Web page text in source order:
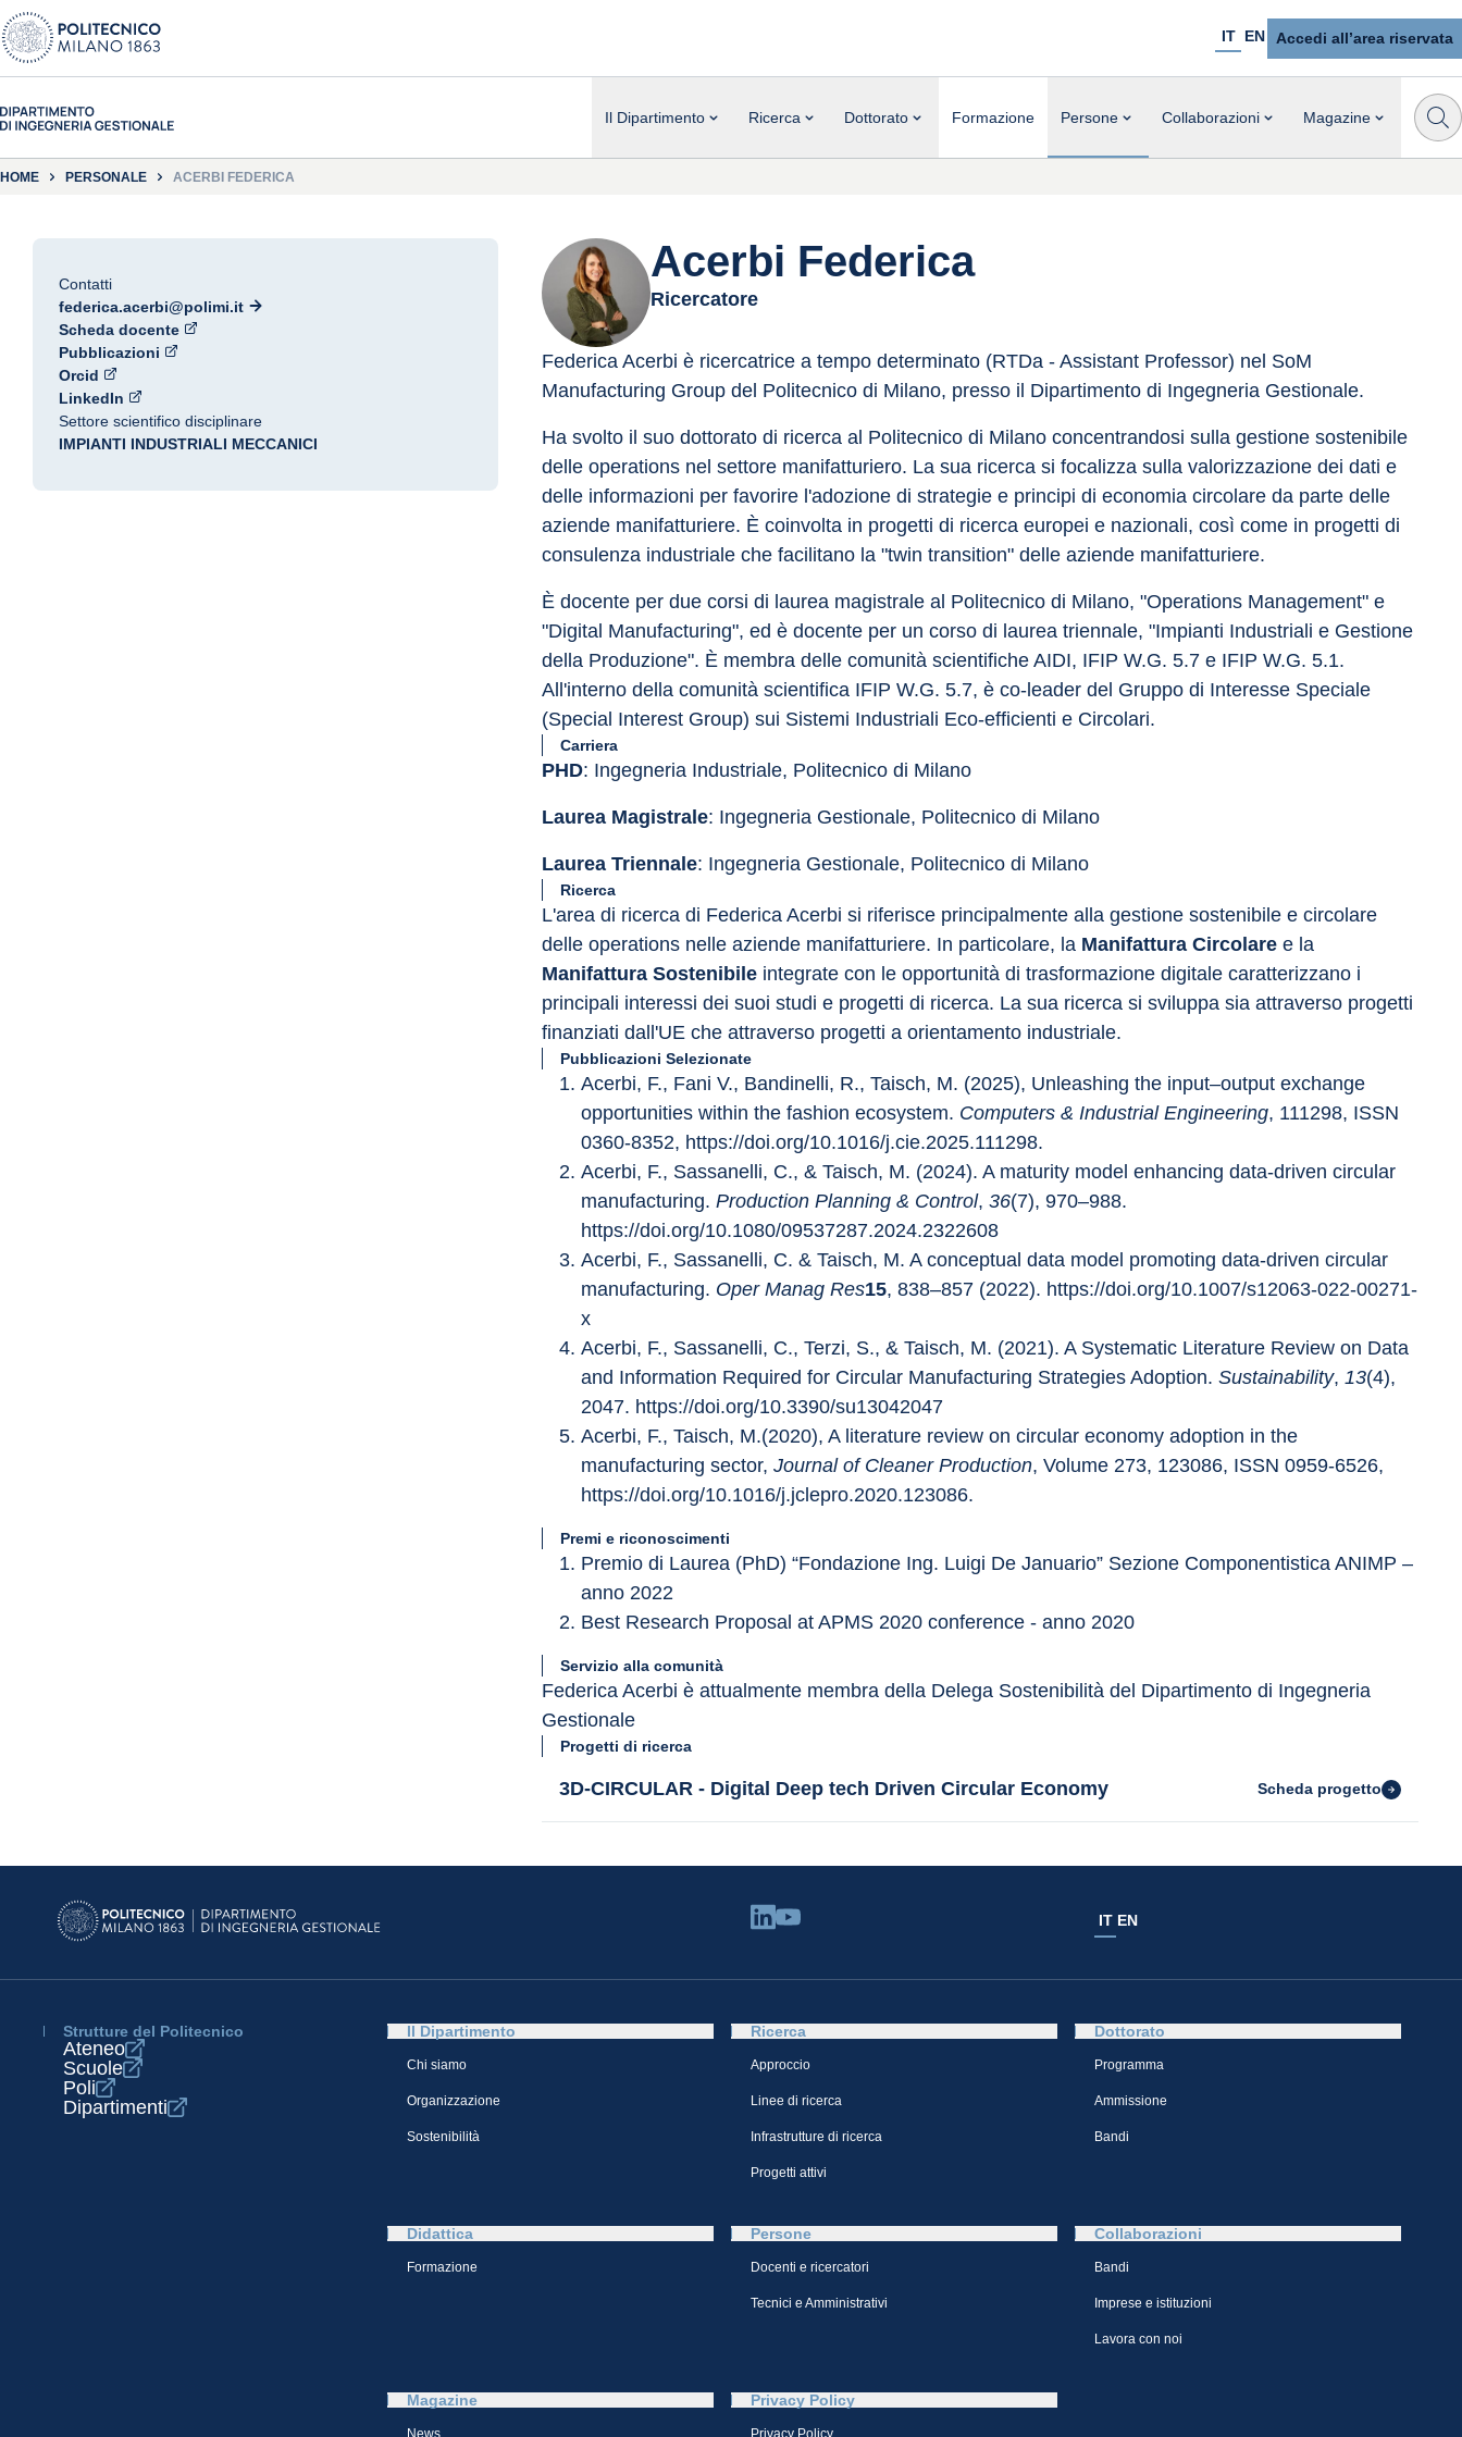
IT EN Accedi all’area riservata
Il Dipartimento Ricerca Dottorato Formazione Persone Collaborazioni Magazine
HOME PERSONALE ACERBI FEDERICA
Contatti
federica.acerbi@polimi.it
Scheda docente
Pubblicazioni
Orcid
LinkedIn
Settore scientifico disciplinare
IMPIANTI INDUSTRIALI MECCANICI
Acerbi Federica
Ricercatore
Federica Acerbi è ricercatrice a tempo determinato (RTDa - Assistant Professor) nel SoM
Manufacturing Group del Politecnico di Milano, presso il Dipartimento di Ingegneria Gestionale.
Ha svolto il suo dottorato di ricerca al Politecnico di Milano concentrandosi sulla gestione sostenibile
delle operations nel settore manifatturiero. La sua ricerca si focalizza sulla valorizzazione dei dati e
delle informazioni per favorire l'adozione di strategie e principi di economia circolare da parte delle
aziende manifatturiere. È coinvolta in progetti di ricerca europei e nazionali, così come in progetti di
consulenza industriale che facilitano la "twin transition" delle aziende manifatturiere.
È docente per due corsi di laurea magistrale al Politecnico di Milano, "Operations Management" e
"Digital Manufacturing", ed è docente per un corso di laurea triennale, "Impianti Industriali e Gestione
della Produzione". È membra delle comunità scientifiche AIDI, IFIP W.G. 5.7 e IFIP W.G. 5.1.
All'interno della comunità scientifica IFIP W.G. 5.7, è co-leader del Gruppo di Interesse Speciale
(Special Interest Group) sui Sistemi Industriali Eco-efficienti e Circolari.
Carriera
PHD: Ingegneria Industriale, Politecnico di Milano
Laurea Magistrale: Ingegneria Gestionale, Politecnico di Milano
Laurea Triennale: Ingegneria Gestionale, Politecnico di Milano
Ricerca
L'area di ricerca di Federica Acerbi si riferisce principalmente alla gestione sostenibile e circolare
delle operations nelle aziende manifatturiere. In particolare, la Manifattura Circolare e la
Manifattura Sostenibile integrate con le opportunità di trasformazione digitale caratterizzano i
principali interessi dei suoi studi e progetti di ricerca. La sua ricerca si sviluppa sia attraverso progetti
finanziati dall'UE che attraverso progetti a orientamento industriale.
Pubblicazioni Selezionate
Acerbi, F., Fani V., Bandinelli, R., Taisch, M. (2025), Unleashing the input–output exchange
opportunities within the fashion ecosystem. Computers & Industrial Engineering, 111298, ISSN
0360-8352, https://doi.org/10.1016/j.cie.2025.111298.
Acerbi, F., Sassanelli, C., & Taisch, M. (2024). A maturity model enhancing data-driven circular
manufacturing. Production Planning & Control, 36(7), 970–988.
https://doi.org/10.1080/09537287.2024.2322608
Acerbi, F., Sassanelli, C. & Taisch, M. A conceptual data model promoting data-driven circular
manufacturing. Oper Manag Res15, 838–857 (2022). https://doi.org/10.1007/s12063-022-00271-
x
Acerbi, F., Sassanelli, C., Terzi, S., & Taisch, M. (2021). A Systematic Literature Review on Data
and Information Required for Circular Manufacturing Strategies Adoption. Sustainability, 13(4),
2047. https://doi.org/10.3390/su13042047
Acerbi, F., Taisch, M.(2020), A literature review on circular economy adoption in the
manufacturing sector, Journal of Cleaner Production, Volume 273, 123086, ISSN 0959-6526,
https://doi.org/10.1016/j.jclepro.2020.123086.
Premi e riconoscimenti
Premio di Laurea (PhD) “Fondazione Ing. Luigi De Januario” Sezione Componentistica ANIMP –
anno 2022
Best Research Proposal at APMS 2020 conference - anno 2020
Servizio alla comunità
Federica Acerbi è attualmente membra della Delega Sostenibilità del Dipartimento di Ingegneria
Gestionale
Progetti di ricerca
3D-CIRCULAR - Digital Deep tech Driven Circular Economy Scheda progetto
IT EN
Strutture del Politecnico
Ateneo
Scuole
Poli
Dipartimenti
Il Dipartimento
Chi siamo
Organizzazione
Sostenibilità
Ricerca
Approccio
Linee di ricerca
Infrastrutture di ricerca
Progetti attivi
Dottorato
Programma
Ammissione
Bandi
Didattica
Formazione
Persone
Docenti e ricercatori
Tecnici e Amministrativi
Collaborazioni
Bandi
Imprese e istituzioni
Lavora con noi
Magazine
News
Privacy Policy
Privacy Policy